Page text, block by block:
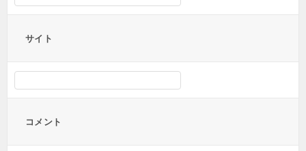
サイト
コメント